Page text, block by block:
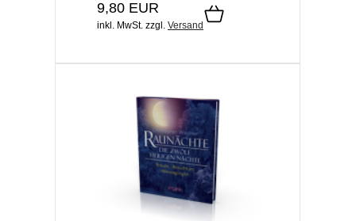
9,80 EUR
inkl. MwSt. zzgl. Versand